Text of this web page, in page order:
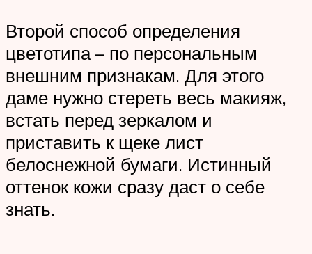
Второй способ определения
цветотипа – по персональным
внешним признакам. Для этого
даме нужно стереть весь макияж,
встать перед зеркалом и
приставить к щеке лист
белоснежной бумаги. Истинный
оттенок кожи сразу даст о себе
знать.